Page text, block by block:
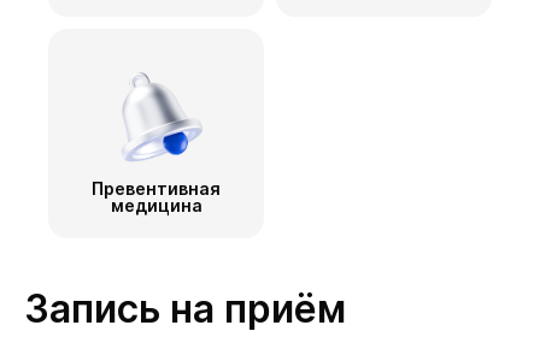
Превентивная
медицина
Запись на приём